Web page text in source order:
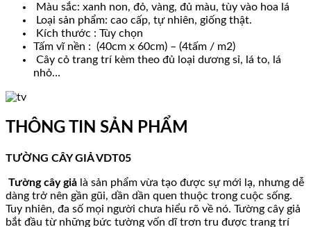
Màu sắc: xanh non, đỏ, vàng, đủ màu, tùy vào hoa lá
Loại sản phẩm: cao cấp, tự nhiên, giống thật.
Kích thước : Tùy chọn
Tấm vĩ nền : (40cm x 60cm) – (4tấm / m2)
Cây cỏ trang trí kèm theo đủ loại dương sỉ, lá to, lá
nhỏ…
THÔNG TIN SẢN PHẨM
TƯỜNG CÂY GIẢ VDT05
Tường cây giả là sản phẩm vừa tạo được sự mới lạ, nhưng dễ
dàng trở nên gần gũi, dần dần quen thuộc trong cuộc sống.
Tuy nhiên, đa số mọi người chưa hiểu rõ về nó. Tường cây giả
bắt đầu từ những bức tường vốn dĩ trơn tru được trang trí